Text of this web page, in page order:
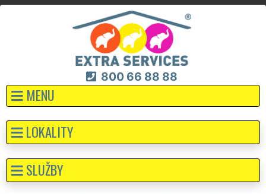
800 66 88 88
MENU
LOKALITY
SLUŽBY